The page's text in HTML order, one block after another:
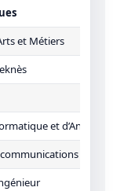
et Métiers
et d’Analyse